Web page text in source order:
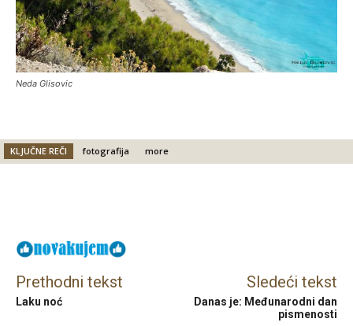
Neda Glisovic
KLJUČNE REČI fotografija more
Prethodni tekst
Laku noć
Sledeći tekst
Danas je: Međunarodni dan
pismenosti